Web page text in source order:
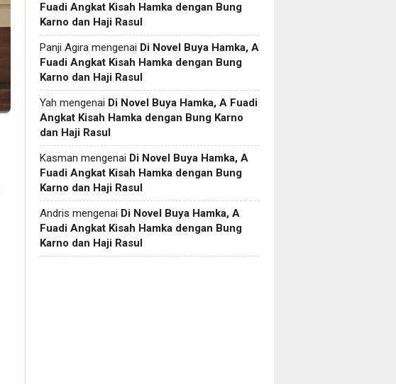
Fuadi Angkat Kisah Hamka dengan Bung
Karno dan Haji Rasul
Panji Agira mengenai Di Novel Buya Hamka, A
Fuadi Angkat Kisah Hamka dengan Bung
Karno dan Haji Rasul
Yah mengenai Di Novel Buya Hamka, A Fuadi
Angkat Kisah Hamka dengan Bung Karno
dan Haji Rasul
Kasman mengenai Di Novel Buya Hamka, A
Fuadi Angkat Kisah Hamka dengan Bung
Karno dan Haji Rasul
Andris mengenai Di Novel Buya Hamka, A
Fuadi Angkat Kisah Hamka dengan Bung
Karno dan Haji Rasul